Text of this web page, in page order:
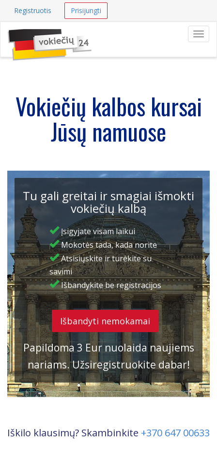
Registruotis Prisijungti
Vokiečių kalbos kursai
Jūsų namuose
Tu gali greitai ir smagiai išmokti
vokiečių kalbą
Įsigyjate visam laikui
Mokotės tada, kada norite
Atsisiųskite ir turėkite su
savimi
Išbandykite be registracijos
Išbandyti nemokamai
Papildoma 3 Eur nuolaida naujiems
nariams. Užsiregistruokite dabar!
Iškilo klausimų? Skambinkite +370 647 00633